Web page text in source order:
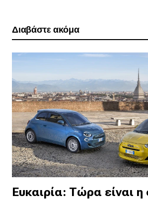
Διαβάστε ακόμα
Ευκαιρία: Τώρα είναι η